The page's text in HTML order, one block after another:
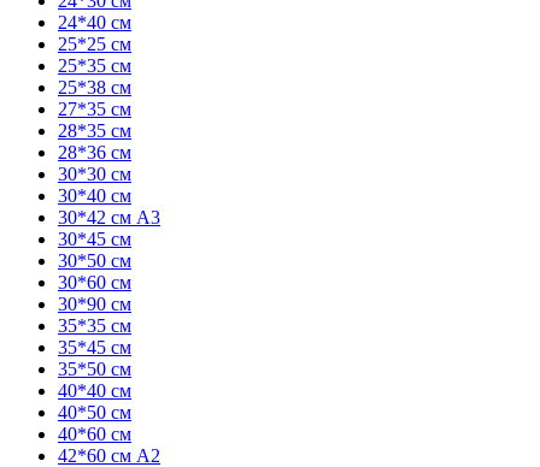
24*40 см
25*25 см
25*35 см
25*38 см
27*35 см
28*35 см
28*36 см
30*30 см
30*40 см
30*42 см А3
30*45 см
30*50 см
30*60 см
30*90 см
35*35 см
35*45 см
35*50 см
40*40 см
40*50 см
40*60 см
42*60 см А2